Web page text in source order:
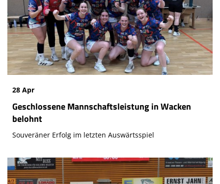
28 Apr
Geschlossene Mannschaftsleistung in Wacken
belohnt
Souveräner Erfolg im letzten Auswärtsspiel